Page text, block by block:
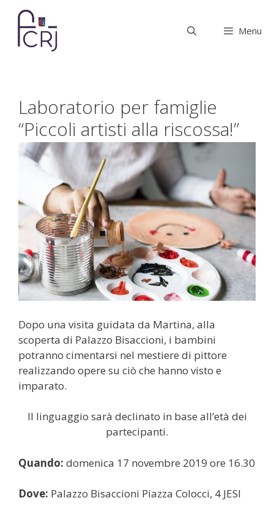
contenuto
Menu
Laboratorio per famiglie
“Piccoli artisti alla riscossa!”
Dopo una visita guidata da Martina, alla
scoperta di Palazzo Bisaccioni, i bambini
potranno cimentarsi nel mestiere di pittore
realizzando opere su ciò che hanno visto e
imparato.
Il linguaggio sarà declinato in base all’età dei
partecipanti.
Quando: domenica 17 novembre 2019 ore 16.30
Dove: Palazzo Bisaccioni Piazza Colocci, 4 JESI